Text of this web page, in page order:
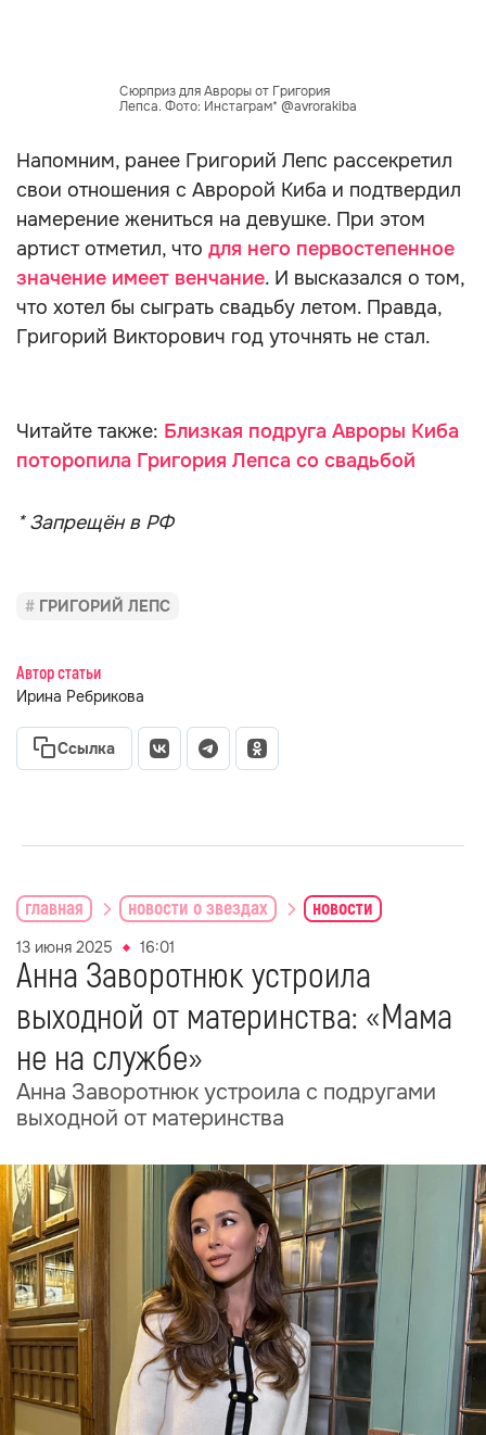
Сюрприз для Авроры от Григория
Лепса. Фото: Инстаграм* @avrorakiba
Напомним, ранее Григорий Лепс рассекретил
свои отношения с Авророй Киба и подтвердил
намерение жениться на девушке. При этом
артист отметил, что для него первостепенное
значение имеет венчание. И высказался о том,
что хотел бы сыграть свадьбу летом. Правда,
Григорий Викторович год уточнять не стал.
Читайте также: Близкая подруга Авроры Киба
поторопила Григория Лепса со свадьбой
* Запрещён в РФ
ГРИГОРИЙ ЛЕПС
Автор статьи
Ирина Ребрикова
Ссылка
главная новости о звездах новости
13 июня 2025 16:01
Анна Заворотнюк устроила
выходной от материнства: «Мама
не на службе»
Анна Заворотнюк устроила с подругами
выходной от материнства